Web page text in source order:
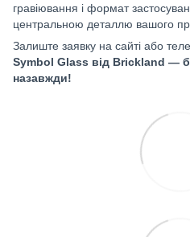
гравіювання і формат
центральною деталлю вашого
Залиште заявку на сайті або
Symbol Glass від Brickland —
назавжди!